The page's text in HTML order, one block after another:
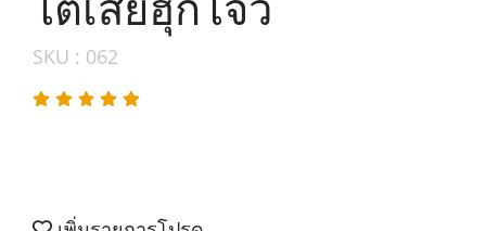
SKU : 062